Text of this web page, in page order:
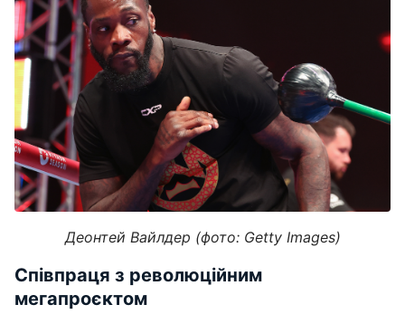
Деонтей Вайлдер (фото: Getty Images)
Співпраця з революційним
мегапроєктом